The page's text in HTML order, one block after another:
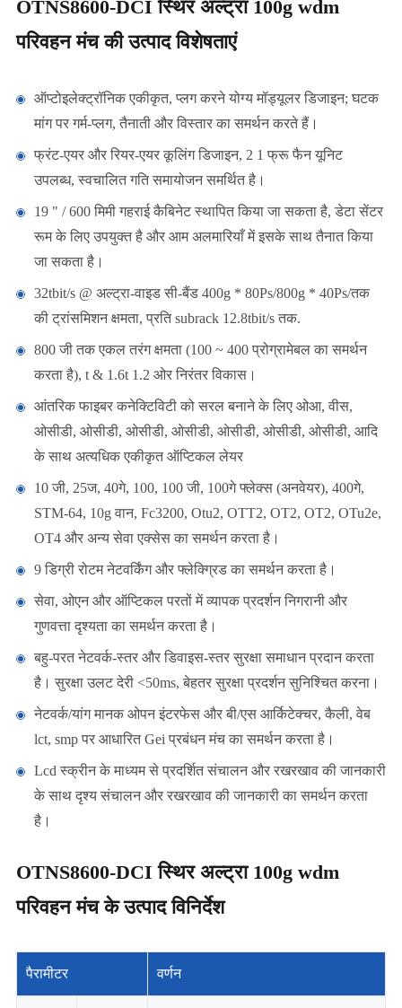
OTNS8600-DCI स्थिर अल्ट्रा 100g wdm
परिवहन मंच की उत्पाद विशेषताएं
ऑप्टोइलेक्ट्रॉनिक एकीकृत, प्लग करने योग्य मॉड्यूलर डिजाइन; घटक
मांग पर गर्म-प्लग, तैनाती और विस्तार का समर्थन करते हैं।
फ्रंट-एयर और रियर-एयर कूलिंग डिजाइन, 2 1 फ्रू फैन यूनिट
उपलब्ध, स्वचालित गति समायोजन समर्थित है।
19 " / 600 मिमी गहराई कैबिनेट स्थापित किया जा सकता है, डेटा सेंटर
रूम के लिए उपयुक्त है और आम अलमारियाँ में इसके साथ तैनात किया
जा सकता है।
32tbit/s @ अल्ट्रा-वाइड सी-बैंड 400g * 80Ps/800g * 40Ps/तक
की ट्रांसमिशन क्षमता, प्रति subrack 12.8tbit/s तक.
800 जी तक एकल तरंग क्षमता (100 ~ 400 प्रोग्रामेबल का समर्थन
करता है), t & 1.6t 1.2 ओर निरंतर विकास।
आंतरिक फाइबर कनेक्टिविटी को सरल बनाने के लिए ओआ, वीस,
ओसीडी, ओसीडी, ओसीडी, ओसीडी, ओसीडी, ओसीडी, ओसीडी, आदि
के साथ अत्यधिक एकीकृत ऑप्टिकल लेयर
10 जी, 25ज, 40गे, 100, 100 जी, 100गे फ्लेक्स (अनवेयर), 400गे,
STM-64, 10g वान, Fc3200, Otu2, OTT2, OT2, OT2, OTu2e,
OT4 और अन्य सेवा एक्सेस का समर्थन करता है।
9 डिग्री रोटम नेटवर्किंग और फ्लेक्ग्रिड का समर्थन करता है।
सेवा, ओएन और ऑप्टिकल परतों में व्यापक प्रदर्शन निगरानी और
गुणवत्ता दृश्यता का समर्थन करता है।
बहु-परत नेटवर्क-स्तर और डिवाइस-स्तर सुरक्षा समाधान प्रदान करता
है। सुरक्षा उलट देरी <50ms, बेहतर सुरक्षा प्रदर्शन सुनिश्चित करना।
नेटवर्क/यांग मानक ओपन इंटरफेस और बी/एस आर्किटेक्चर, कैली, वेब
lct, smp पर आधारित Gei प्रबंधन मंच का समर्थन करता है।
Lcd स्क्रीन के माध्यम से प्रदर्शित संचालन और रखरखाव की जानकारी
के साथ दृश्य संचालन और रखरखाव की जानकारी का समर्थन करता
है।
OTNS8600-DCI स्थिर अल्ट्रा 100g wdm
परिवहन मंच के उत्पाद विनिर्देश
पैरामीटर वर्णन